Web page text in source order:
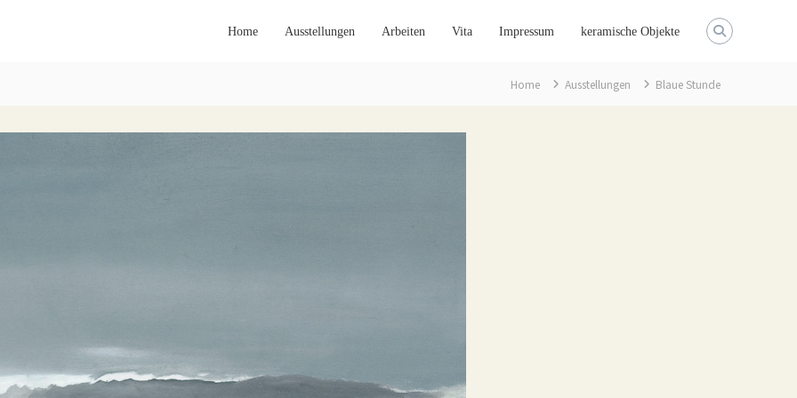
Home Ausstellungen Arbeiten Vita Impressum keramische Objekte
Home Ausstellungen Blaue Stunde